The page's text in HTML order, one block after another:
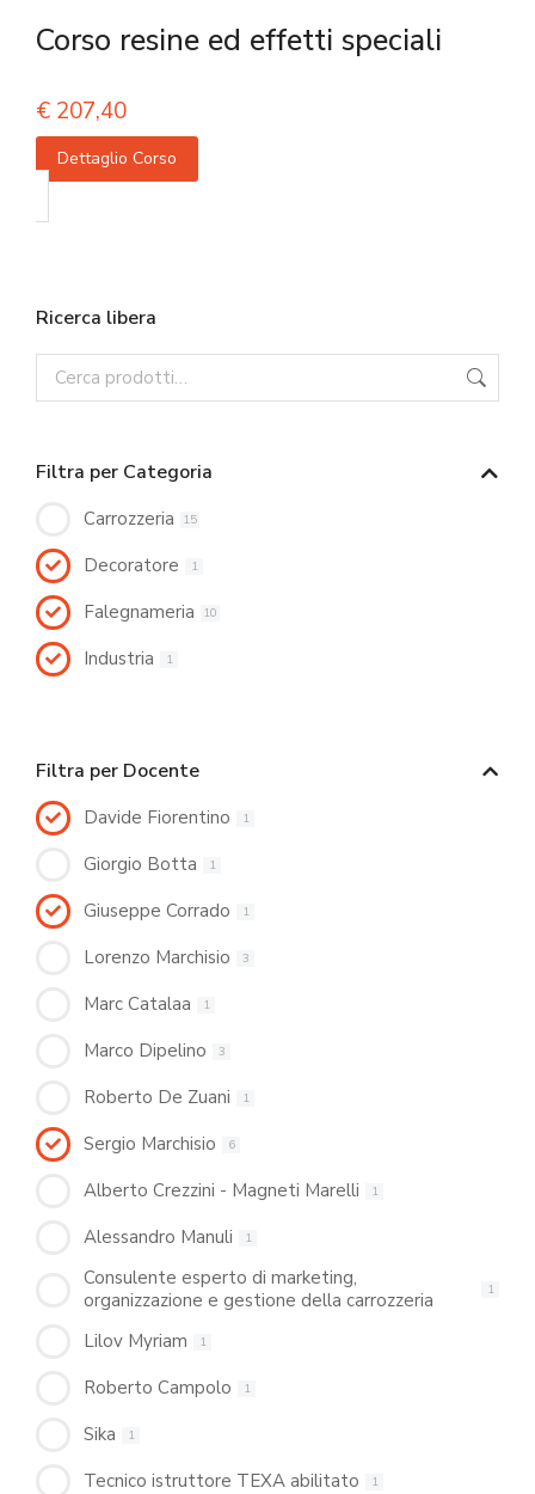
Corso resine ed effetti speciali
€ 207,40
Dettaglio Corso
Ricerca libera
Filtra per Categoria
Carrozzeria 15
Decoratore 1
Falegnameria 10
Industria 1
Filtra per Docente
Davide Fiorentino 1
Giorgio Botta 1
Giuseppe Corrado 1
Lorenzo Marchisio 3
Marc Catalaa 1
Marco Dipelino 3
Roberto De Zuani 1
Sergio Marchisio 6
Alberto Crezzini - Magneti Marelli 1
Alessandro Manuli 1
Consulente esperto di marketing,
organizzazione e gestione della carrozzeria
1
Lilov Myriam 1
Roberto Campolo 1
Sika 1
Tecnico istruttore TEXA abilitato 1